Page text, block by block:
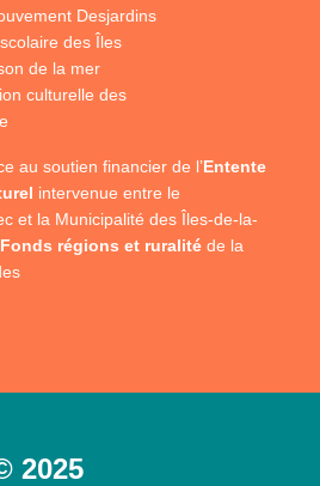
Desjardins
des Îles
de la mer
culturelle des
au soutien financier de l’Entente
intervenue entre le
et la Municipalité des Îles-de-la-
Fonds régions et ruralité de la
2025